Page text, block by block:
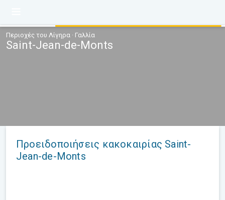
Περιοχές του Λίγηρα · Γαλλία
Saint-Jean-de-Monts
Προειδοποιήσεις κακοκαιρίας Saint-
Jean-de-Monts